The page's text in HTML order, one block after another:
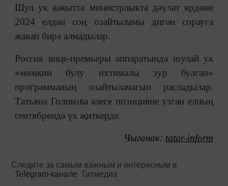
Шул ук вакытта министрлыкта дәүләт ярдәме
2024 елдан соң озайтыламы дигән сорауга
җавап бирә алмадылар.
Россия вице-премьеры аппаратында шулай ук
«мөмкин булу ихтималы зур булган»
программаның озайтылачагын расладылар.
Татьяна Голикова әлеге позицияне узган елның
сентябрендә үк җиткерде.
Чыганак: tatar-inform
Следите за самым важным и интересным в
Telegram-канале Татмедиа